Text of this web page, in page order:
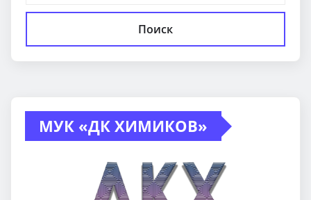
Поиск
МУК «ДК ХИМИКОВ»